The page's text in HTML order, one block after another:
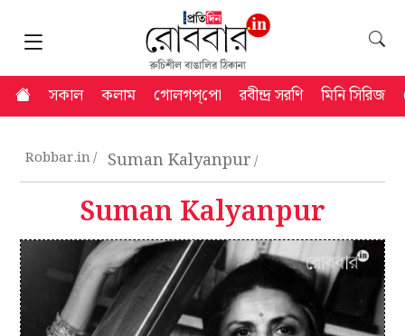
সকাল কলাম গোলগপ্‌পো রবীন্দ্র সরণি মিনি সিরিজ
Robbar.in Suman Kalyanpur
Suman Kalyanpur